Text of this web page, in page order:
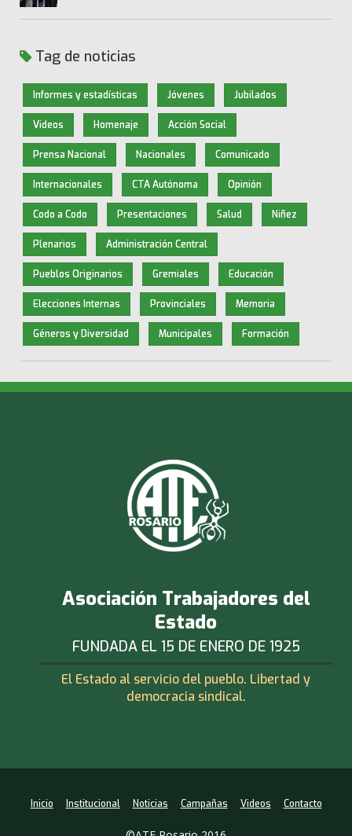
Tag de noticias
Informes y estadísticas Jóvenes Jubilados
Videos Homenaje Acción Social
Prensa Nacional Nacionales Comunicado
Internacionales CTA Autónoma Opinión
Codo a Codo Presentaciones Salud Niñez
Plenarios Administración Central
Pueblos Originarios Gremiales Educación
Elecciones Internas Provinciales Memoria
Géneros y Diversidad Municipales Formación
Asociación Trabajadores del
Estado
FUNDADA EL 15 DE ENERO DE 1925
El Estado al servicio del pueblo. Libertad y
democracia sindical.
Inicio Institucional Noticias Campañas Videos Contacto